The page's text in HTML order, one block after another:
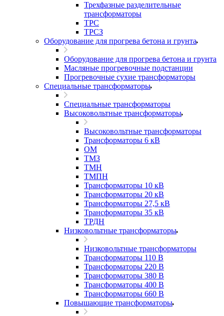
Трехфазные разделительные
трансформаторы
ТРС
ТРСЗ
Оборудование для прогрева бетона и грунта
Оборудование для прогрева бетона и грунта
Масляные прогревочные подстанции
Прогревочные сухие трансформаторы
Специальные трансформаторы
Специальные трансформаторы
Высоковольтные трансформаторы
Высоковольтные трансформаторы
Трансформаторы 6 кВ
ОМ
ТМЗ
ТМН
ТМПН
Трансформаторы 10 кВ
Трансформаторы 20 кВ
Трансформаторы 27,5 кВ
Трансформаторы 35 кВ
ТРДН
Низковольтные трансформаторы
Низковольтные трансформаторы
Трансформаторы 110 В
Трансформаторы 220 В
Трансформаторы 380 В
Трансформаторы 400 В
Трансформаторы 660 В
Повышающие трансформаторы